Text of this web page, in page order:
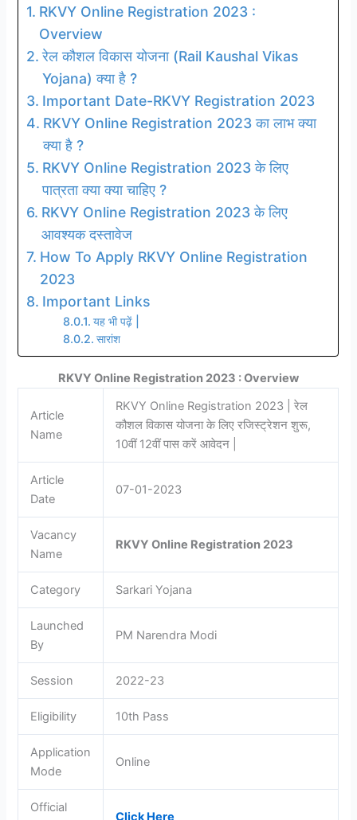
RKVY Online Registration 2023 :
Overview
रेल कौशल विकास योजना (Rail Kaushal Vikas
Yojana) क्या है ?
Important Date-RKVY Registration 2023
RKVY Online Registration 2023 का लाभ क्या
क्या है ?
RKVY Online Registration 2023 के लिए
पात्रता क्या क्या चाहिए ?
RKVY Online Registration 2023 के लिए
आवश्यक दस्तावेज
How To Apply RKVY Online Registration
2023
Important Links
यह भी पढ़ें |
सारांश
RKVY Online Registration 2023 : Overview
Article
Name
RKVY Online Registration 2023 | रेल
कौशल विकास योजना के लिए रजिस्ट्रेशन शुरू,
10वीं 12वीं पास करें आवेदन |
Article
Date
07-01-2023
Vacancy
Name
RKVY Online Registration 2023
Category Sarkari Yojana
Launched
By
PM Narendra Modi
Session 2022-23
Eligibility 10th Pass
Application
Mode
Online
Official
Click Here